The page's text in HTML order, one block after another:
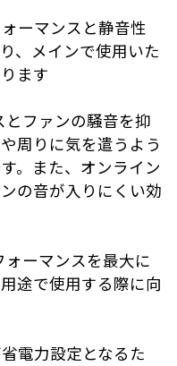
ーマンスと静音性
、メインで使用いた
ます
ファンの騒音を抑
周りに気を遣うよう
。また、オンライン
の音が入りにくい効
ーマンスを最大に
途で使用する際に向
電力設定となるた